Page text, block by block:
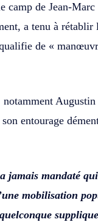
camp de Jean-
a tenu à rétablir
de «
entourage
jamais mandaté
mobilisation